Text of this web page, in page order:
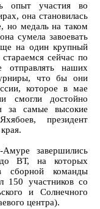
опыт участия во
она становилась
но медаль на таком
сумела завоевать
на один крупный
сейчас по
наших
что бы они
которое в мае
смогли достойно
за самые высокие
президент
завершились
ВТ, на которых
сборной команды
150 участников со
и Солнечного
центра).